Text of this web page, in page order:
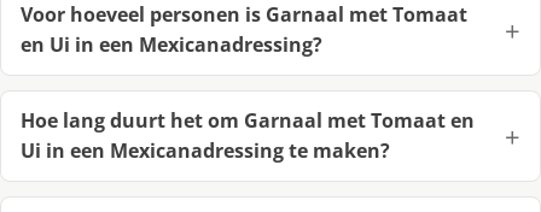
Voor hoeveel personen is Garnaal met Tomaat
en Ui in een Mexicanadressing?
Hoe lang duurt het om Garnaal met Tomaat en
Ui in een Mexicanadressing te maken?